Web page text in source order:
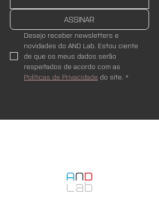
ASSINAR
Desejo receber newsletters e
novidades do AND Lab. Estou ciente
de que os meus dados serão
Políticas de Privacidade do site. *